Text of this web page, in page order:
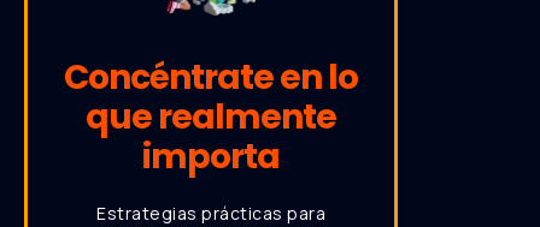
Concéntrate en lo
que realmente
importa
Estrategias prácticas para